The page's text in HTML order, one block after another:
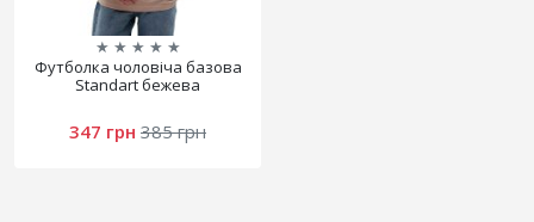
★ ★ ★ ★ ★
Футболка чоловіча базова
Standart бежева
347 грн 385 грн